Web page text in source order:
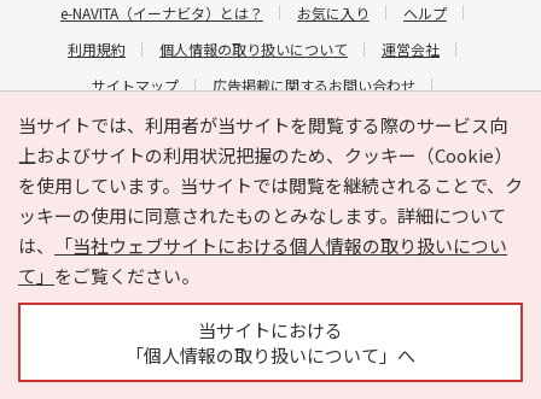
当サイトでは、利用者が当サイトを閲覧する際のサービス向
上およびサイトの利用状況把握のため、クッキー（Cookie）
を使用しています。当サイトでは閲覧を継続されることで、ク
ッキーの使用に同意されたものとみなします。詳細について
は、
「当社ウェブサイトにおける個人情報の取り扱いについ
て」 をご覧ください。
当サイトにおける
「個人情報の取り扱いについて」へ
e-NAVITA（イーナビタ）とは？ お気に入り
ヘルプ
利用規約
個人情報の取り扱いについて
運営会社
サイトマップ
広告掲載に関するお問い合わせ
サイトの内容に関するお問い合わせ
Copyright © HYOJITO.Co.,Ltd. All Rights Reserved.